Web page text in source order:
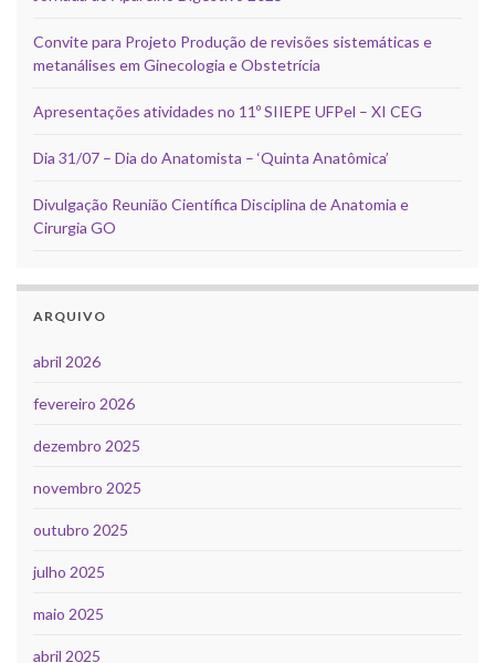
Convite para Projeto Produção de revisões sistemáticas e
metanálises em Ginecologia e Obstetrícia
Apresentações atividades no 11º SIIEPE UFPel – XI CEG
Dia 31/07 – Dia do Anatomista – ‘Quinta Anatômica’
Divulgação Reunião Científica Disciplina de Anatomia e
Cirurgia GO
ARQUIVO
abril 2026
fevereiro 2026
dezembro 2025
novembro 2025
outubro 2025
julho 2025
maio 2025
abril 2025